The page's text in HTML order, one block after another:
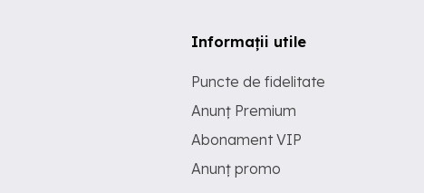
Informații utile
Puncte de fidelitate
Anunț Premium
Abonament VIP
Anunț promo